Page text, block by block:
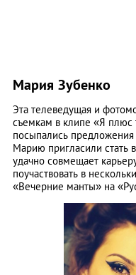
Мария Зубенко
Эта телеведущая и
съемкам в клипе «Я плюс
посыпались предложения
Марию пригласили стать
удачно совмещает
поучаствовать в
«Вечерние манты» на